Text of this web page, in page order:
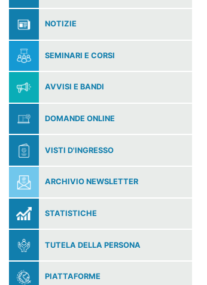
NOTIZIE
SEMINARI E CORSI
AVVISI E BANDI
DOMANDE ONLINE
VISTI D'INGRESSO
ARCHIVIO NEWSLETTER
STATISTICHE
TUTELA DELLA PERSONA
PIATTAFORME